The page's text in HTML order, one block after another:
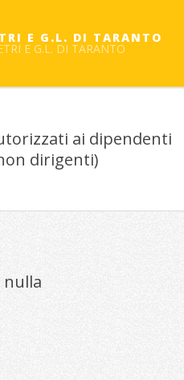
E G.L. DI TARANTO
E G.L. DI TARANTO
ai dipendenti
dirigenti)